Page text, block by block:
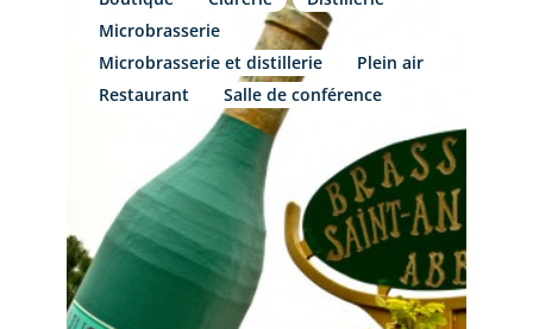
Microbrasserie
Microbrasserie et distillerie
Plein air
Restaurant
Salle de conférence